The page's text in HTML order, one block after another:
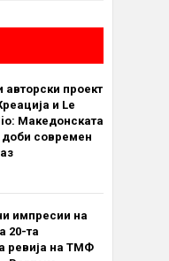
авторски проект
и Le
Македонската
доби современ
импресии на
20-та
ревија на ТМФ